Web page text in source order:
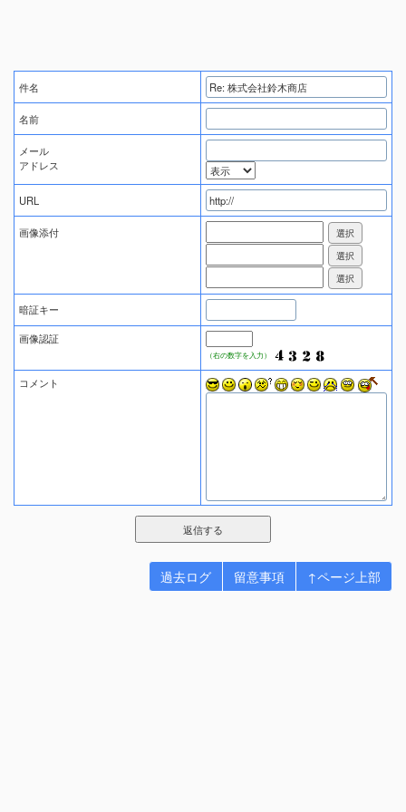
件名
名前
メール
アドレス
URL
画像添付
暗証キー
画像認証
（右の数字を入力）
コメント
過去ログ 留意事項 ↑ページ上部